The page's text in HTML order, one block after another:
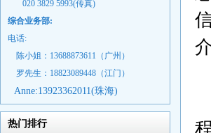
020 3829 5993(传真)
综合业务部:
电话:
陈小姐：13688873611（广州）
罗先生：18823089448 （江门）
Anne:13923362011(珠海)
热门排行
程